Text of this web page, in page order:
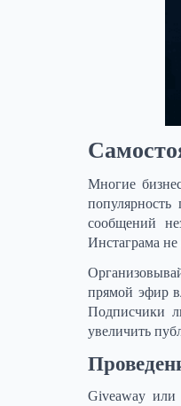
Многие
сообщений
Инстаграма не
прямой эфир
Подписчики
увеличить
Giveaway